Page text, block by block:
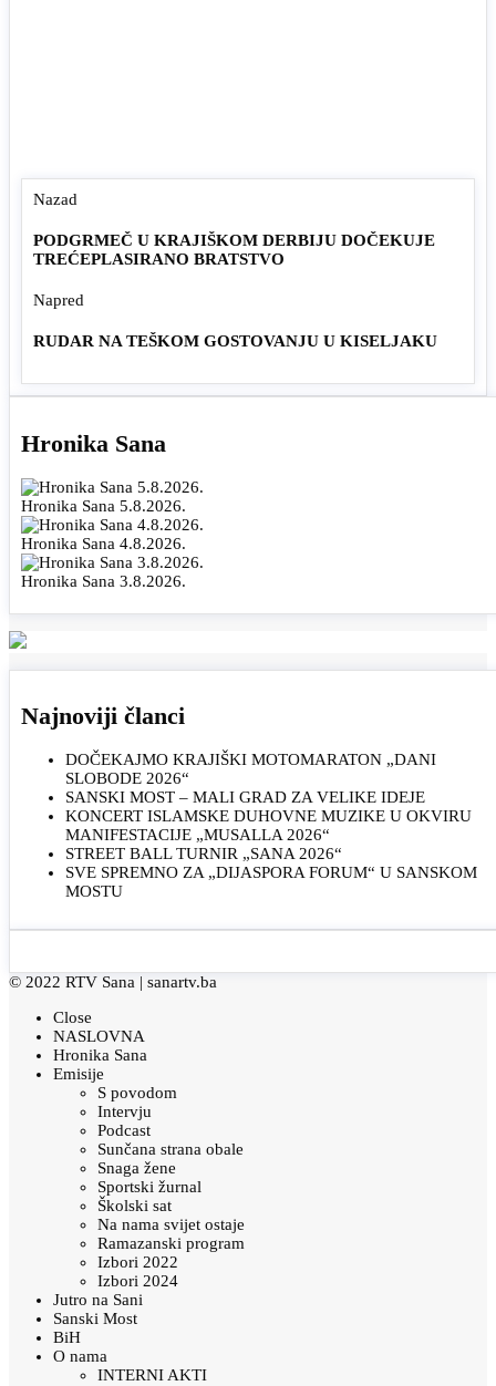
Nazad
PODGRMEČ U KRAJIŠKOM DERBIJU DOČEKUJE
TREĆEPLASIRANO BRATSTVO
Napred
RUDAR NA TEŠKOM GOSTOVANJU U KISELJAKU
Hronika Sana
Hronika Sana 5.8.2026.
Hronika Sana 4.8.2026.
Hronika Sana 3.8.2026.
Najnoviji članci
DOČEKAJMO KRAJIŠKI MOTOMARATON „DANI
SLOBODE 2026“
SANSKI MOST – MALI GRAD ZA VELIKE IDEJE
KONCERT ISLAMSKE DUHOVNE MUZIKE U OKVIRU
MANIFESTACIJE „MUSALLA 2026“
STREET BALL TURNIR „SANA 2026“
SVE SPREMNO ZA „DIJASPORA FORUM“ U SANSKOM
MOSTU
© 2022 RTV Sana | sanartv.ba
Close
NASLOVNA
Hronika Sana
Emisije
S povodom
Intervju
Podcast
Sunčana strana obale
Snaga žene
Sportski žurnal
Školski sat
Na nama svijet ostaje
Ramazanski program
Izbori 2022
Izbori 2024
Jutro na Sani
Sanski Most
BiH
O nama
INTERNI AKTI